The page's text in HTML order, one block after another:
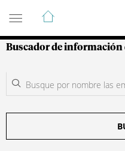
Guía de
Buscador de información